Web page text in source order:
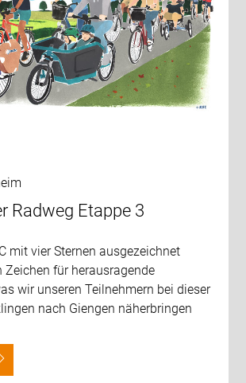
Radweg Etappe 3
mit vier Sternen ausgezeichnet
Zeichen für herausragende
wir unseren Teilnehmern bei dieser
nach Giengen näherbringen